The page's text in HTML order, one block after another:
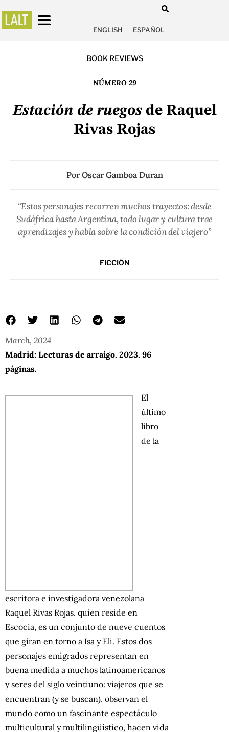
ENGLISH ESPAÑOL
BOOK REVIEWS
NÚMERO 29
Estación de ruegosde Raquel
Rivas Rojas
PorOscar Gamboa Duran
“Estos personajes recorren muchos trayectos: desde
Sudáfrica hasta Argentina, todo lugar y cultura trae
aprendizajes y habla sobre la condición del viajero”
FICCIÓN
March, 2024
Madrid: Lecturas de arraigo. 2023. 96
páginas.
El
último
libro
de la
escritora e investigadora venezolana
Raquel Rivas Rojas, quien reside en
Escocia, es un conjunto de nueve cuentos
que giran en torno a Isa y Eli. Estos dos
personajes emigrados representan en
buena medida a muchos latinoamericanos
y seres del siglo veintiuno: viajeros que se
encuentran (y se buscan), observan el
mundo como un fascinante espectáculo
multicultural y multilingüístico, hacen vida